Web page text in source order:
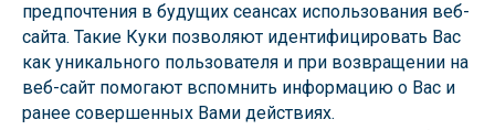
предпочтения в будущих сеансах использования веб-
сайта. Такие Куки позволяют идентифицировать Вас
как уникального пользователя и при возвращении на
веб-сайт помогают вспомнить информацию о Вас и
ранее совершенных Вами действиях.